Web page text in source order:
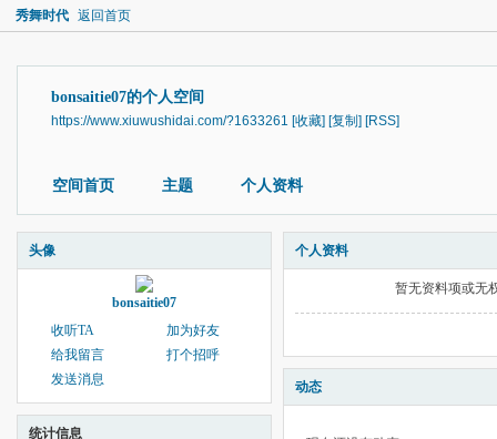
秀舞时代 返回首页
bonsaitie07的个人空间
https://www.xiuwushidai.com/?1633261 [收藏] [复制] [RSS]
空间首页 主题 个人资料
头像
bonsaitie07
收听TA
加为好友
给我留言
打个招呼
发送消息
统计信息
个人资料
暂无资料项或无
动态